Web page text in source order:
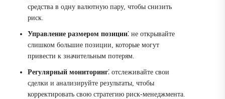
средства в одну валютную пару, чтобы снизить
риск.
Управление размером позиции⁚ не открывайте
слишком большие позиции, которые могут
привести к значительным потерям.
Регулярный мониторинг⁚ отслеживайте свои
сделки и анализируйте результаты, чтобы
корректировать свою стратегию риск-менеджмента.